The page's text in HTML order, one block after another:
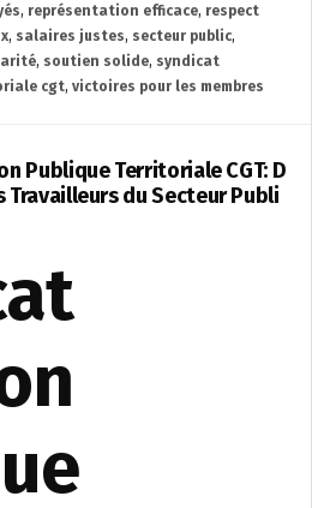
, représentation efficace, respect
, salaires justes, secteur public,
, soutien solide, syndicat
cgt, victoires pour les membres
Publique Territoriale CGT: D
Travailleurs du Secteur Publi